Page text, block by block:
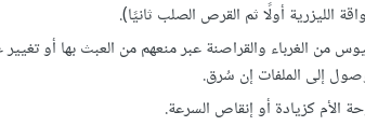
الليزرية أولًا ثم القرص الصلب ثانيًا).
من الغرباء والقراصنة عبر منعهم من العبث بها أو
إلى الملفات إن سُرق.
الأم كزيادة أو إنقاص السرعة.